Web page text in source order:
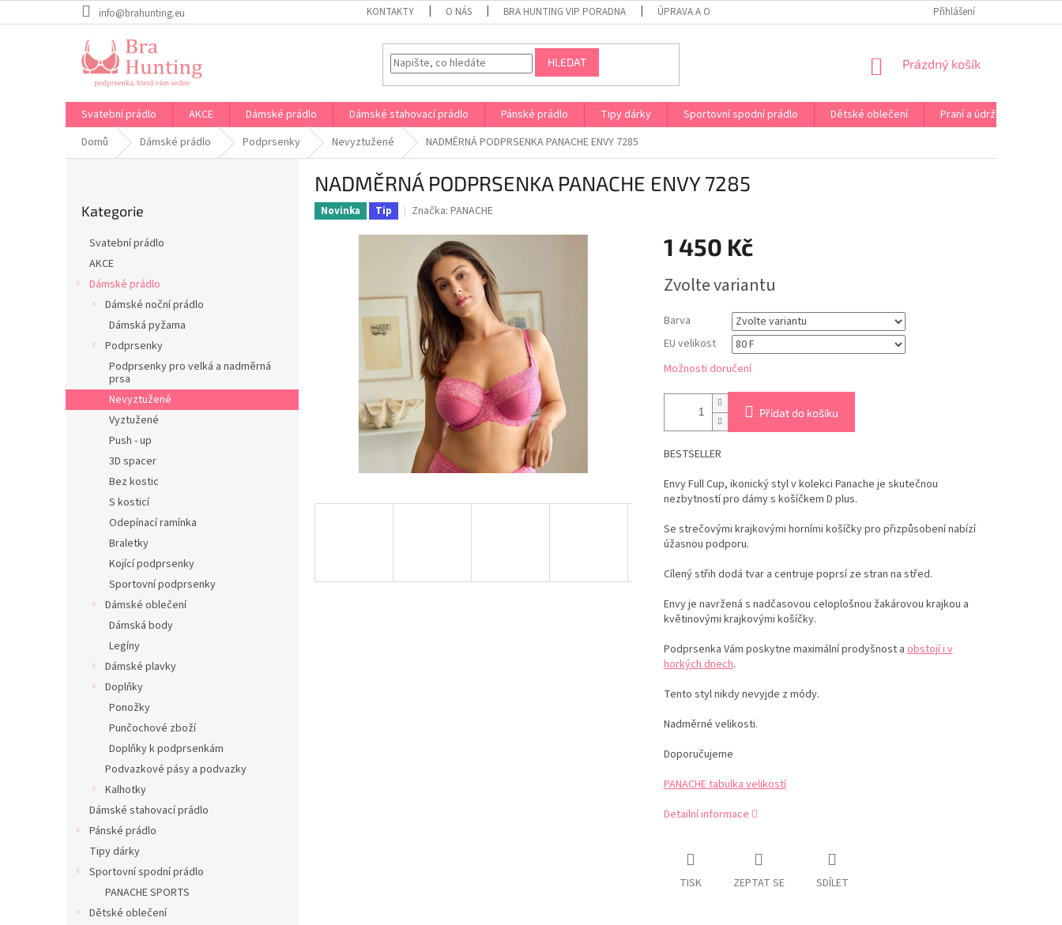
na
info@brahunting.eu KONTAKTY O NÁS BRA HUNTING VIP PORADNA ÚPRAVA A OPRAVA PRÁDLA NA MÍRU DOPRAVA A PLATBA ČR A EU
Přihlášení
HLEDAT
NÁKUPNÍ
Prázdný košík
Svatební prádlo AKCE Dámské prádlo Dámské stahovací prádlo Pánské prádlo Tipy dárky Sportovní spodní prádlo Dětské oblečení Praní a údržba
Domů
Dámské prádlo Podprsenky Nevyztužené NADMĚRNÁ PODPRSENKA PANACHE ENVY 7285
l
kategorie
Kategorie
Svatební prádlo
AKCE
Dámské prádlo
Dámské noční prádlo
Dámská pyžama
Podprsenky
Podprsenky pro velká a nadměrná
prsa
Nevyztužené
Vyztužené
Push - up
3D spacer
Bez kostic
S kosticí
Odepínací ramínka
Braletky
Kojící podprsenky
Sportovní podprsenky
Dámské oblečení
Dámská body
Legíny
Dámské plavky
Doplňky
Ponožky
Punčochové zboží
Doplňky k podprsenkám
Podvazkové pásy a podvazky
Kalhotky
Dámské stahovací prádlo
Pánské prádlo
Tipy dárky
Sportovní spodní prádlo
PANACHE SPORTS
Dětské oblečení
NADMĚRNÁ PODPRSENKA PANACHE ENVY 7285
Novinka Tip Značka: PANACHE
1 450 Kč
cena:
Zvolte variantu
Barva
EU velikost
Možnosti doručení
Přidat do košíku
BESTSELLER
Envy Full Cup, ikonický styl v kolekci Panache je skutečnou
nezbytností pro dámy s košíčkem D plus.
Se strečovými krajkovými horními košíčky pro přizpůsobení nabízí
úžasnou podporu.
Cílený střih dodá tvar a centruje poprsí ze stran na střed.
Envy je navržená s nadčasovou celoplošnou žakárovou krajkou a
květinovými krajkovými košíčky.
Podprsenka Vám poskytne maximální prodyšnost aobstojí i v
horkých dnech.
Tento styl nikdy nevyjde z módy.
Nadměrné velikosti.
Doporučujeme
PANACHE tabulka velikostí
Detailní informace
TISK ZEPTAT SE SDÍLET